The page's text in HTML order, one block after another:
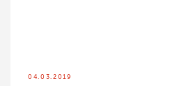
04.03.2019